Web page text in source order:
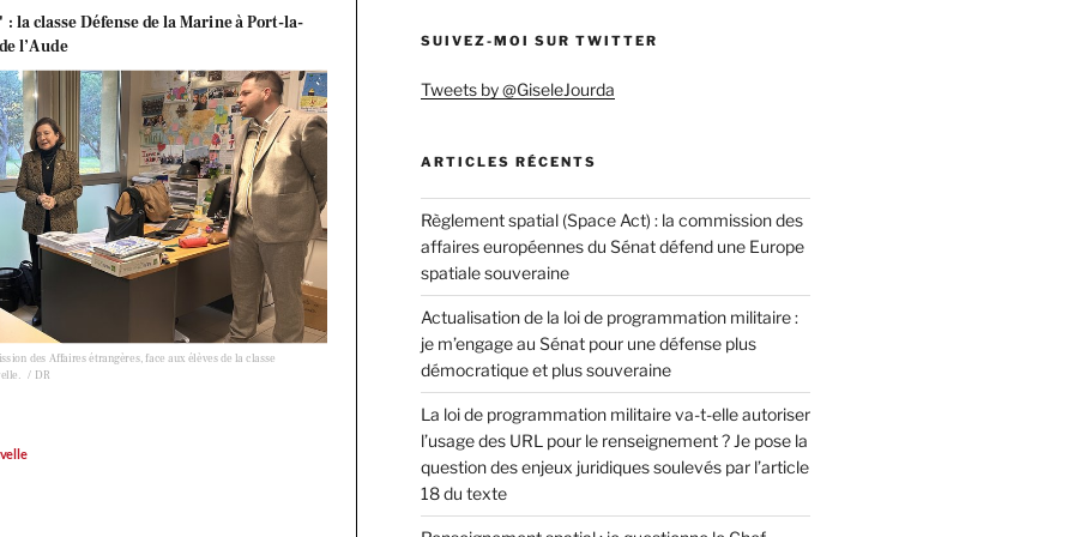
SUIVEZ-MOI SUR TWITTER
Tweets by @GiseleJourda
ARTICLES RÉCENTS
Règlement spatial (Space Act) : la commission des
affaires européennes du Sénat défend une Europe
spatiale souveraine
Actualisation de la loi de programmation militaire :
je m’engage au Sénat pour une défense plus
démocratique et plus souveraine
La loi de programmation militaire va-t-elle autoriser
l’usage des URL pour le renseignement ? Je pose la
question des enjeux juridiques soulevés par l’article
18 du texte